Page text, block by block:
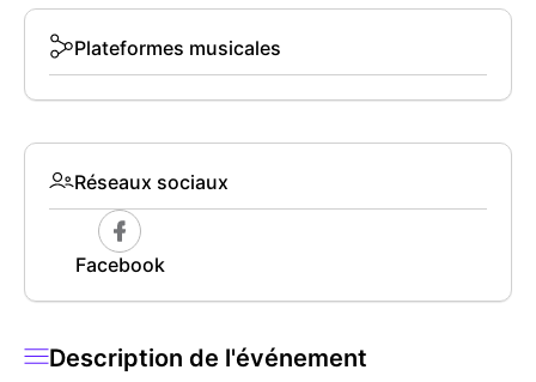
Description de l'événement
Plateformes musicales
Réseaux sociaux
Facebook